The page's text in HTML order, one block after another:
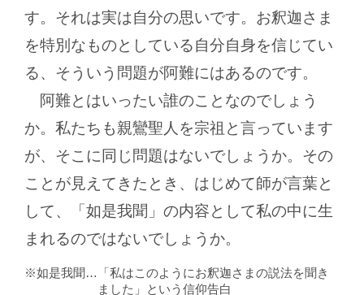
す。それは実は自分の思いです。お釈迦さま
を特別なものとしている自分自身を信じてい
る、そういう問題が阿難にはあるのです。
阿難とはいったい誰のことなのでしょう
か。私たちも親鸞聖人を宗祖と言っています
が、そこに同じ問題はないでしょうか。その
ことが見えてきたとき、はじめて師が言葉と
して、「如是我聞」の内容として私の中に生
まれるのではないでしょうか。
如是我聞
「私はこのようにお釈迦さまの説法を聞き
ました」という信仰告白